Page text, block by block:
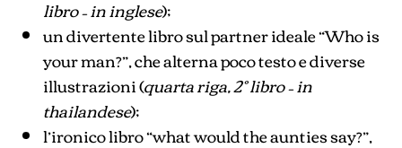
libro – in inglese);
un divertente libro sul partner ideale “Who is
your man?”, che alterna poco testo e diverse
illustrazioni (quarta riga, 2° libro – in
thailandese);
l’ironico libro “what would the aunties say?”,